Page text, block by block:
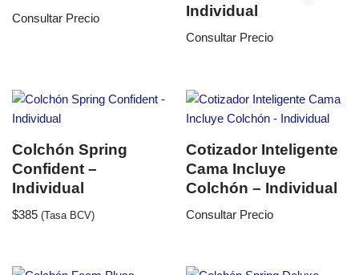
Consultar Precio
Individual
Consultar Precio
Colchón Spring
Confident –
Individual
$385 (Tasa BCV)
Cotizador Inteligente
Cama Incluye
Colchón – Individual
Consultar Precio